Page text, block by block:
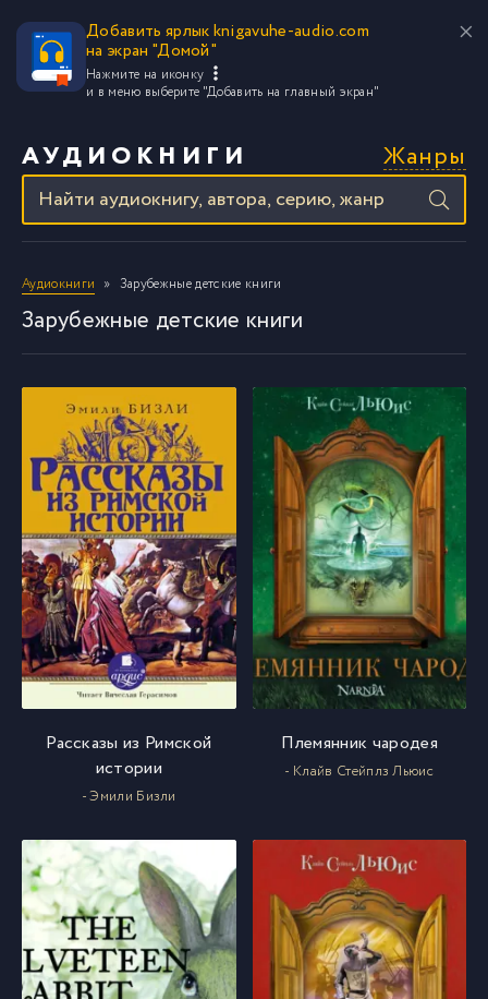
Добавить ярлык knigavuhe-audio.com
на экран "Домой"
Нажмите на иконку
и в меню выберите "Добавить на главный экран"
АУДИОКНИГИ Жанры
Аудиокниги Зарубежные детские книги
Зарубежные детские книги
Рассказы из Римской
истории
- Эмили Бизли
Племянник чародея
- Клайв Стейплз Льюис